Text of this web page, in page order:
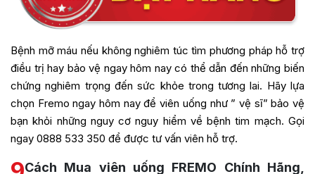
Bệnh mỡ máu nếu không nghiêm túc tìm phương pháp hỗ trợ
điều trị hay bảo vệ ngay hôm nay có thể dẫn đến những biến
chứng nghiêm trọng đến sức khỏe trong tương lai. Hãy lựa
chọn Fremo ngay hôm nay để viên uống như ” vệ sĩ” bảo vệ
bạn khỏi những nguy cơ nguy hiểm về bệnh tim mạch. Gọi
ngay 0888 533 350 để được tư vấn viên hỗ trợ.
Cách Mua viên uống FREMO Chính Hãng,